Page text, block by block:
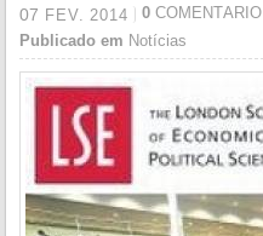
07 FEV. 2014 0 COMENTÁRIO
Publicado em Notícias